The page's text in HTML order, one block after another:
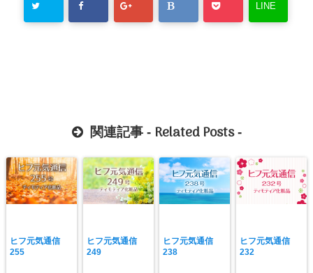
LINE
関連記事 - Related Posts-
ヒフ元気通信
255
ヒフ元気通信
249
ヒフ元気通信
238
ヒフ元気通信
232